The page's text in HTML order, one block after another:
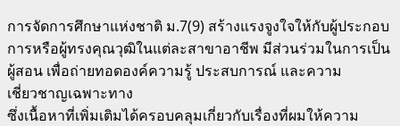
การจัดการศึกษาแห่งชาติ ม.7(9) สร้างแรงจูงใจให้กับผู้ประกอบ
การหรือผู้ทรงคุณวุฒิในแต่ละสาขาอาชีพ มีส่วนร่วมในการเป็น
ผู้สอน เพื่อถ่ายทอดองค์ความรู้ ประสบการณ์ และความ
เชี่ยวชาญเฉพาะทาง
ซึ่งเนื้อหาที่เพิ่มเติมได้ครอบคลุมเกี่ยวกับเรื่องที่ผมให้ความ